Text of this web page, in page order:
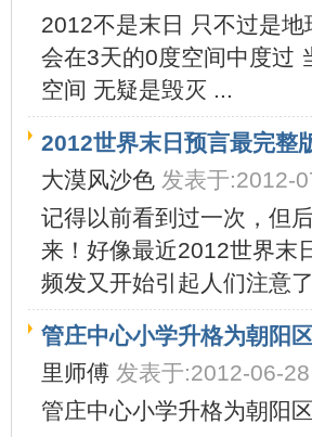
2012不是末日 只不过是
会在3天的0度空间中度过
空间 无疑是毁灭 ...
2012世界末日预言最完整
大漠风沙色 发表于:2012-
记得以前看到过一次，但
来！好像最近2012世界末
频发又开始引起人们注意
管庄中心小学升格为朝阳
里师傅 发表于:2012-06-
管庄中心小学升格为朝阳